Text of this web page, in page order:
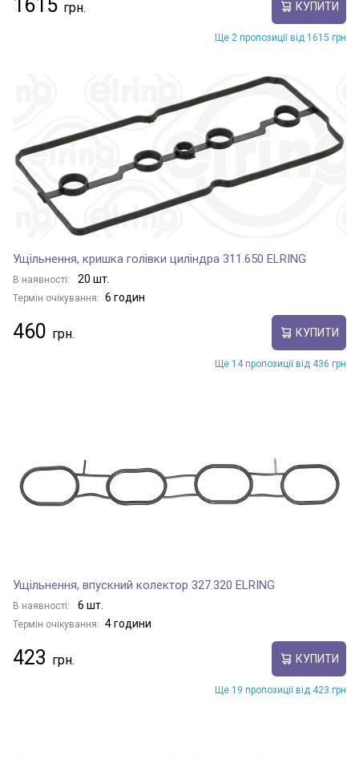
1615 КУПИТИ
Ще 2 пропозиції від 1615 грн
Ущільнення, кришка голівки циліндра 311.650 ELRING
В наявності: 20 шт.
Термін очікування: 6 годин
460 КУПИТИ
Ще 14 пропозиції від 436 грн
Ущільнення, впускний колектор 327.320 ELRING
В наявності: 6 шт.
Термін очікування: 4 години
423 КУПИТИ
Ще 19 пропозиції від 423 грн